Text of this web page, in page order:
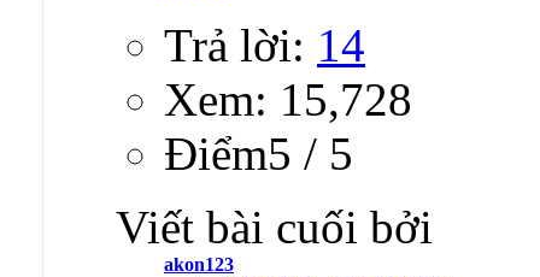
Trả lời: 14
Xem: 15,728
Ðiểm5 / 5
Viết bài cuối bởi
akon123